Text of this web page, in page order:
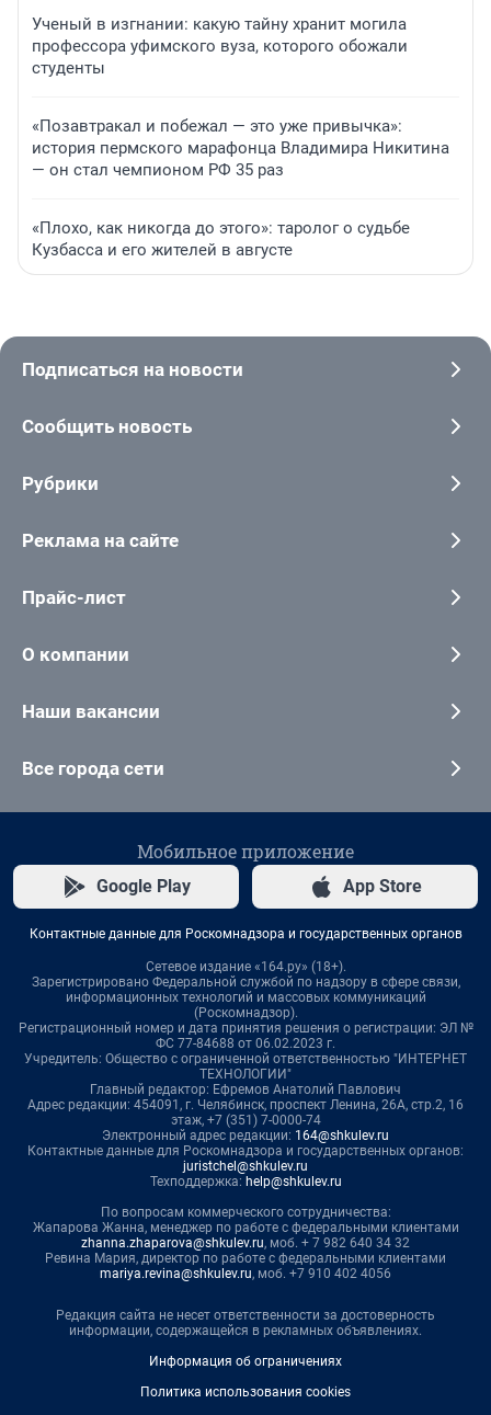
Ученый в изгнании: какую тайну хранит могила
профессора уфимского вуза, которого обожали
студенты
«Позавтракал и побежал — это уже привычка»:
история пермского марафонца Владимира Никитина
— он стал чемпионом РФ 35 раз
«Плохо, как никогда до этого»: таролог о судьбе
Кузбасса и его жителей в августе
Подписаться на новости
Сообщить новость
Рубрики
Реклама на сайте
Прайс-лист
О компании
Наши вакансии
Все города сети
Мобильное приложение
Google Play App Store
Контактные данные для Роскомнадзора и государственных органов
Сетевое издание «164.ру» (18+).
Зарегистрировано Федеральной службой по надзору в сфере связи,
информационных технологий и массовых коммуникаций
(Роскомнадзор).
Регистрационный номер и дата принятия решения о регистрации: ЭЛ №
ФС 77-84688 от 06.02.2023 г.
Учредитель: Общество с ограниченной ответственностью "ИНТЕРНЕТ
ТЕХНОЛОГИИ"
Главный редактор: Ефремов Анатолий Павлович
Адрес редакции: 454091, г. Челябинск, проспект Ленина, 26А, стр.2, 16
этаж, +7 (351) 7-0000-74
Электронный адрес редакции: 164@shkulev.ru
Контактные данные для Роскомнадзора и государственных органов:
juristchel@shkulev.ru
Техподдержка: help@shkulev.ru
По вопросам коммерческого сотрудничества:
Жапарова Жанна, менеджер по работе с федеральными клиентами
zhanna.zhaparova@shkulev.ru, моб. + 7 982 640 34 32
Ревина Мария, директор по работе с федеральными клиентами
mariya.revina@shkulev.ru, моб. +7 910 402 4056
Редакция сайта не несет ответственности за достоверность
информации, содержащейся в рекламных объявлениях.
Информация об ограничениях
Политика использования cookies